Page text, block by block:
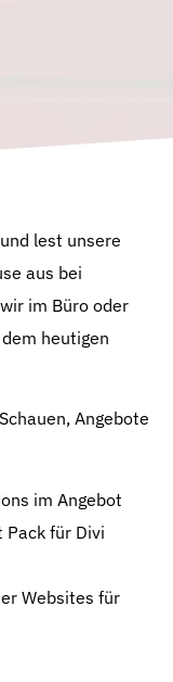
lest unsere
aus bei
im Büro oder
heutigen
Angebote
im Angebot
Pack für Divi
Websites für